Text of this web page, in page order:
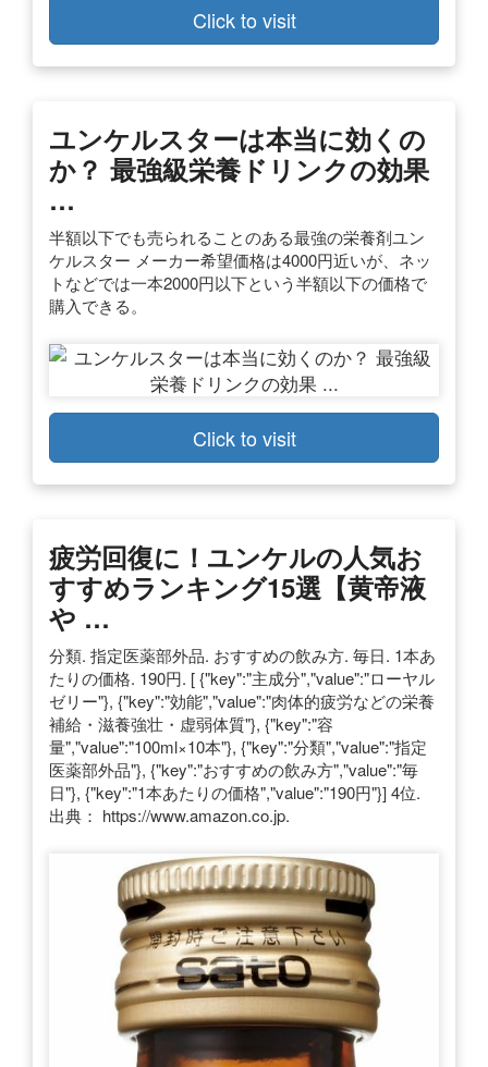
Click to visit
ユンケルスターは本当に効くの
か？ 最強級栄養ドリンクの効果
…
半額以下でも売られることのある最強の栄養剤ユン
ケルスター メーカー希望価格は4000円近いが、ネッ
トなどでは一本2000円以下という半額以下の価格で
購入できる。
Click to visit
疲労回復に！ユンケルの人気お
すすめランキング15選【黄帝液
や …
分類. 指定医薬部外品. おすすめの飲み方. 毎日. 1本あ
たりの価格. 190円. [ {"key":"主成分","value":"ローヤル
ゼリー"}, {"key":"効能","value":"肉体的疲労などの栄養
補給・滋養強壮・虚弱体質"}, {"key":"容
量","value":"100ml×10本"}, {"key":"分類","value":"指定
医薬部外品"}, {"key":"おすすめの飲み方","value":"毎
日"}, {"key":"1本あたりの価格","value":"190円"}] 4位.
出典： https://www.amazon.co.jp.